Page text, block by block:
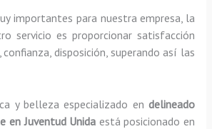
importantes para nuestra empresa, la
servicio es proporcionar satisfacción
disposición, superando así las
y belleza especializado endelineado
en Juventud Unida está posicionado en